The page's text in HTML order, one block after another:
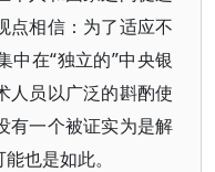
点相信：为了适应不
中在“独立的”中央银
人员以广泛的斟酌使
有一个被证实为是解
也是如此。